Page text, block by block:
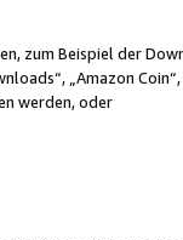
zum Beispiel der
„Amazon
werden, oder